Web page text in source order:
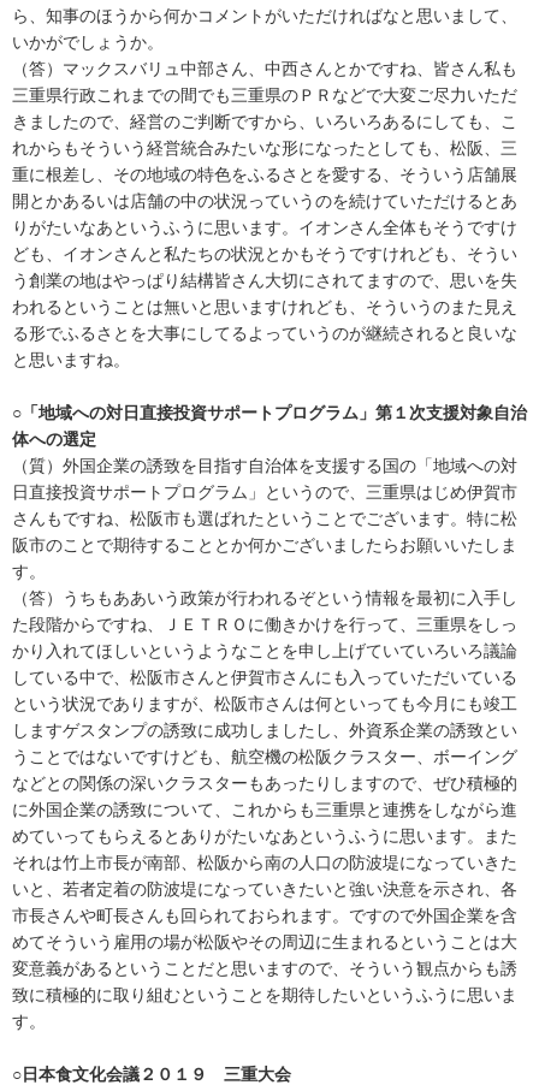
ら、知事のほうから何かコメントがいただければなと思いまして、
いかがでしょうか。
（答）マックスバリュ中部さん、中西さんとかですね、皆さん私も
三重県行政これまでの間でも三重県のＰＲなどで大変ご尽力いただ
きましたので、経営のご判断ですから、いろいろあるにしても、こ
れからもそういう経営統合みたいな形になったとしても、松阪、三
重に根差し、その地域の特色をふるさとを愛する、そういう店舗展
開とかあるいは店舗の中の状況っていうのを続けていただけるとあ
りがたいなあというふうに思います。イオンさん全体もそうですけ
ども、イオンさんと私たちの状況とかもそうですけれども、そうい
う創業の地はやっぱり結構皆さん大切にされてますので、思いを失
われるということは無いと思いますけれども、そういうのまた見え
る形でふるさとを大事にしてるよっていうのが継続されると良いな
と思いますね。
○「地域への対日直接投資サポートプログラム」第１次支援対象自治
体への選定
（質）外国企業の誘致を目指す自治体を支援する国の「地域への対
日直接投資サポートプログラム」というので、三重県はじめ伊賀市
さんもですね、松阪市も選ばれたということでございます。特に松
阪市のことで期待することとか何かございましたらお願いいたしま
す。
（答）うちもああいう政策が行われるぞという情報を最初に入手し
た段階からですね、ＪＥＴＲＯに働きかけを行って、三重県をしっ
かり入れてほしいというようなことを申し上げていていろいろ議論
している中で、松阪市さんと伊賀市さんにも入っていただいている
という状況でありますが、松阪市さんは何といっても今月にも竣工
しますゲスタンプの誘致に成功しましたし、外資系企業の誘致とい
うことではないですけども、航空機の松阪クラスター、ボーイング
などとの関係の深いクラスターもあったりしますので、ぜひ積極的
に外国企業の誘致について、これからも三重県と連携をしながら進
めていってもらえるとありがたいなあというふうに思います。また
それは竹上市長が南部、松阪から南の人口の防波堤になっていきた
いと、若者定着の防波堤になっていきたいと強い決意を示され、各
市長さんや町長さんも回られておられます。ですので外国企業を含
めてそういう雇用の場が松阪やその周辺に生まれるということは大
変意義があるということだと思いますので、そういう観点からも誘
致に積極的に取り組むということを期待したいというふうに思いま
す。
○日本食文化会議２０１９ 三重大会